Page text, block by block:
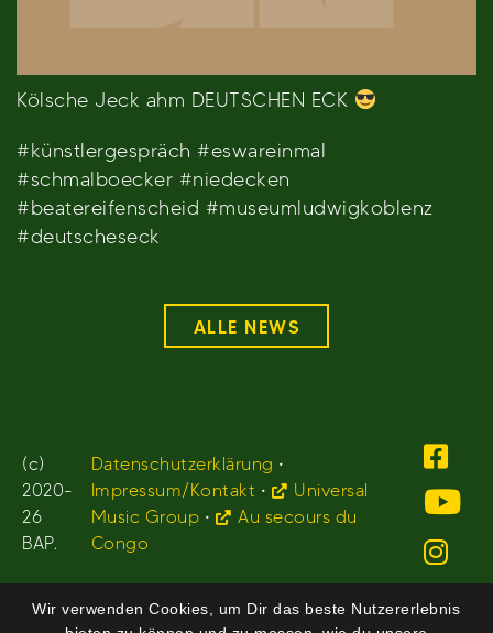
Kölsche Jeck ahm DEUTSCHEN ECK
#künstlergespräch #eswareinmal
#schmalboecker #niedecken
#beatereifenscheid #museumludwigkoblenz
#deutscheseck
ALLE NEWS
(c)
2020-
26
BAP.
Datenschutzerklärung •
Impressum/Kontakt •
Universal
Music Group •
Au secours du
Congo
Wir verwenden Cookies, um Dir das beste Nutzererlebnis